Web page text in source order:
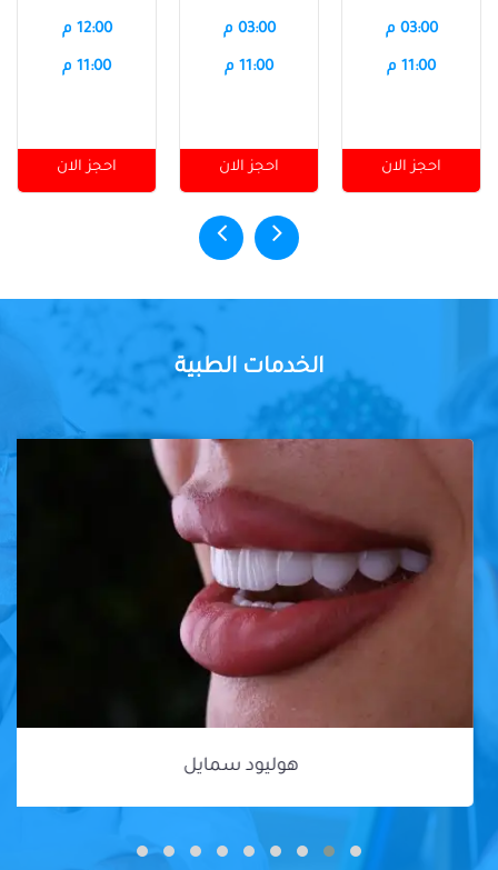
03:00 م
11:00 م
احجز الان
03:00 م
11:00 م
احجز الان
12:00 م
11:00 م
احجز الان
الخدمات الطبية
هوليود سمايل